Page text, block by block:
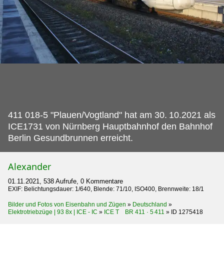
411 018-5 "Plauen/Vogtland" hat am 30. 10.2021 als
ICE1731 von Nürnberg Hauptbahnhof den Bahnhof
Berlin Gesundbrunnen erreicht.
Alexander
01.11.2021, 538 Aufrufe, 0 Kommentare
EXIF: Belichtungsdauer: 1/640, Blende: 71/10, ISO400, Brennweite: 18/1
Bilder und Fotos von Eisenbahn und Zügen » Deutschland »
Elektrotriebzüge | 93 8x | ICE - IC » ICE T BR 411 · 5 411 » ID 1275418